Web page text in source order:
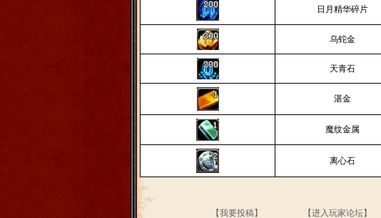
日月精华碎片
乌铊金
天青石
湛金
魔纹金属
离心石
【我要投稿】 【进入玩家论坛】